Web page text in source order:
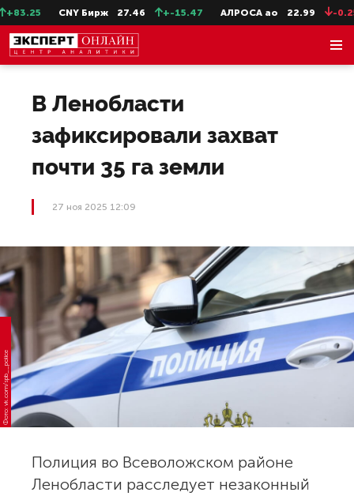
CNY Бирж 27.46 +-15.47 АЛРОСА ао 22.99 -0.25
В Ленобласти
зафиксировали захват
почти 35 га земли
27 ноя 2025 12:09
Фото: vk.com/spb__police
Полиция во Всеволожском районе
Ленобласти расследует незаконный